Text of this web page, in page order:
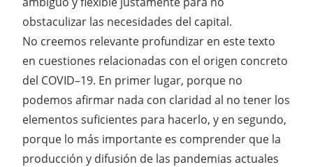
obstaculizar las necesidades del capital.
No creemos relevante profundizar en este texto
en cuestiones relacionadas con el origen concreto
del COVID–19. En primer lugar, porque no
podemos afirmar nada con claridad al no tener los
elementos suficientes para hacerlo, y en segundo,
porque lo más importante es comprender que la
producción y difusión de las pandemias actuales